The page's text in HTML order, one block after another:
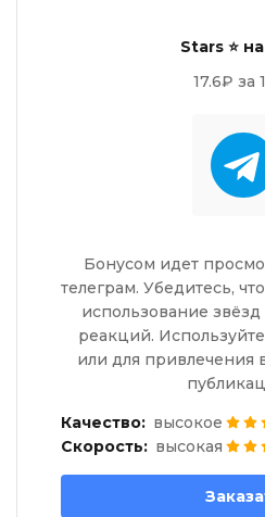
Stars ⭐
17.6₽ за
Бонусом идет
телеграм. Убедитесь,
использование звёзд
реакций.
или для привлечения
Качество: высокое
Скорость: высокая